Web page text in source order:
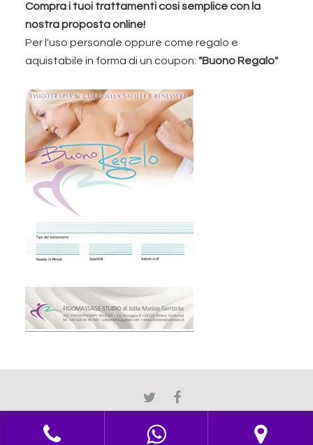
Compra i tuoi trattamenti cosi semplice con la
nostra proposta online!
Per l'uso personale oppure come regalo e
aquistabile in forma di un coupon: "Buono Regalo"
SEGUICI
SU…
TwitterFacebook
Leggi L'informativa privacy -Richiesta Cancellazione Dati